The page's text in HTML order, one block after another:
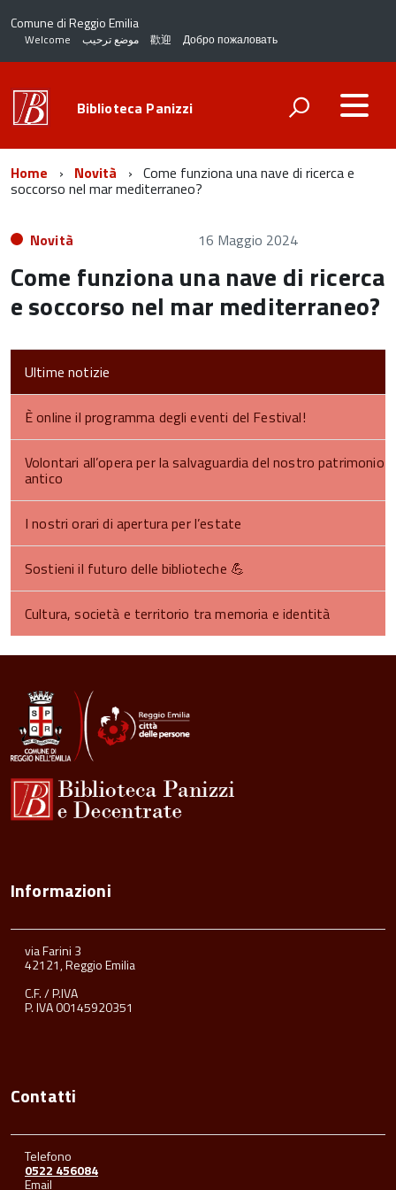
Comune di Reggio Emilia
Welcome موضع ترحيب 歡迎 Добро пожаловать
Biblioteca Panizzi
Home Novità Come funziona una nave di ricerca e
soccorso nel mar mediterraneo?
Novità 16 Maggio 2024
Come funziona una nave di ricerca
e soccorso nel mar mediterraneo?
Ultime notizie
È online il programma degli eventi del Festival!
Volontari all’opera per la salvaguardia del nostro patrimonio
antico
I nostri orari di apertura per l’estate
Sostieni il futuro delle biblioteche 💪​
Cultura, società e territorio tra memoria e identità
Informazioni
via Farini 3
42121, Reggio Emilia
C.F. / P.IVA
P. IVA 00145920351
Contatti
Telefono
0522 456084
Email